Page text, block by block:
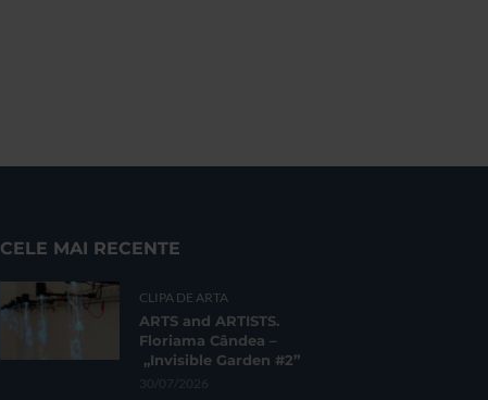
CELE MAI RECENTE
CLIPA DE ARTA
ARTS and ARTISTS.
Floriama Cândea –
„Invisible Garden #2”
30/07/2026